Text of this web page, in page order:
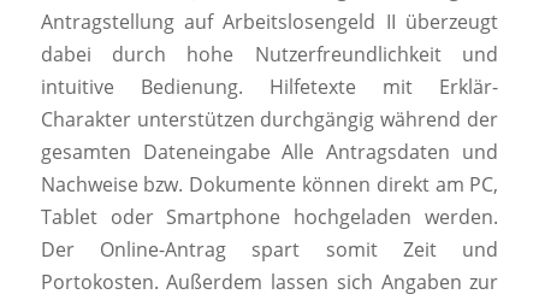
Antragstellung auf Arbeitslosengeld II überzeugt
dabei durch hohe Nutzerfreundlichkeit und
intuitive Bedienung. Hilfetexte mit Erklär-
Charakter unterstützen durchgängig während der
gesamten Dateneingabe Alle Antragsdaten und
Nachweise bzw. Dokumente können direkt am PC,
Tablet oder Smartphone hochgeladen werden.
Der Online-Antrag spart somit Zeit und
Portokosten. Außerdem lassen sich Angaben zur